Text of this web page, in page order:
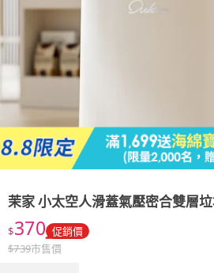
茉家小太空人滑蓋氣壓密合雙層
$370 促銷價
$739市售價